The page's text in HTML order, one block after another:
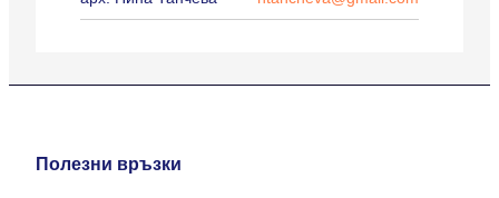
Полезни връзки